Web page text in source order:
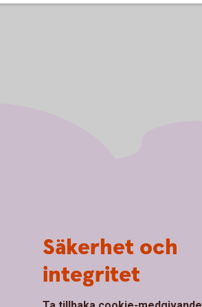
Säkerhet och
integritet